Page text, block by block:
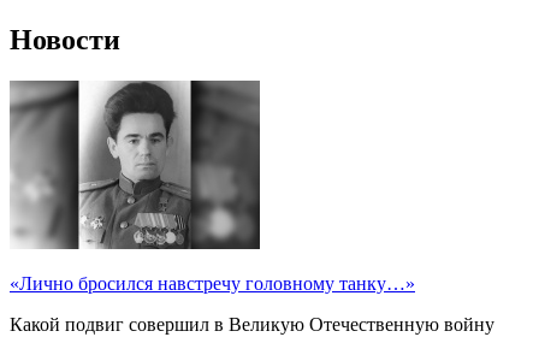
Новости
«Лично бросился навстречу головному танку…»
Какой подвиг совершил в Великую Отечественную войну